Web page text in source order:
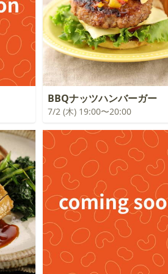
BBQナッツハンバーガー
7/2 (木) 19:00〜20:00